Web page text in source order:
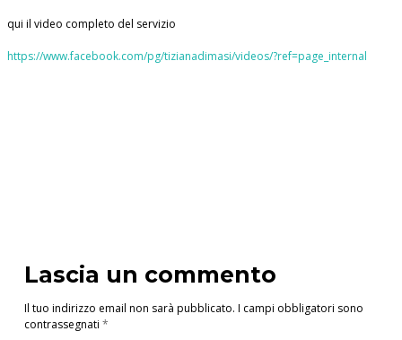
qui il video completo del servizio
https://www.facebook.com/pg/tizianadimasi/videos/?ref=page_internal
Lascia un commento
Il tuo indirizzo email non sarà pubblicato. I campi obbligatori sono
contrassegnati *